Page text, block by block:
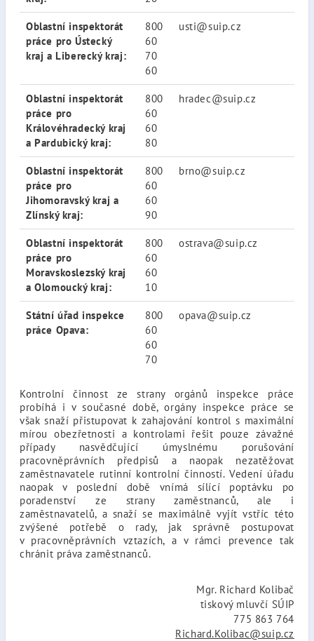
Oblastní inspektorát
práce pro Ústecký
kraj a Liberecký kraj:
800
60
70
60
usti@suip.cz
Oblastní inspektorát
práce pro
Královéhradecký kraj
a Pardubický kraj:
800
60
60
80
hradec@suip.cz
Oblastní inspektorát
práce pro
Jihomoravský kraj a
Zlínský kraj:
800
60
60
90
brno@suip.cz
Oblastní inspektorát
práce pro
Moravskoslezský kraj
a Olomoucký kraj:
800
60
60
10
ostrava@suip.cz
Státní úřad inspekce
práce Opava:
800
60
60
70
opava@suip.cz
Kontrolní činnost ze strany orgánů inspekce práce
probíhá i v současné době, orgány inspekce práce se
však snaží přistupovat k zahajování kontrol s maximální
mírou obezřetnosti a kontrolami řešit pouze závažné
případy nasvědčující úmyslnému porušování
pracovněprávních předpisů a naopak nezatěžovat
zaměstnavatele rutinní kontrolní činností. Vedení úřadu
naopak v poslední době vnímá sílící poptávku po
poradenství ze strany zaměstnanců, ale i
zaměstnavatelů, a snaží se maximálně vyjít vstříc této
zvýšené potřebě o rady, jak správně postupovat
v pracovněprávních vztazích, a v rámci prevence tak
chránit práva zaměstnanců.
Mgr. Richard Kolibač
tiskový mluvčí SÚIP
775 863 764
Richard.Kolibac@suip.cz